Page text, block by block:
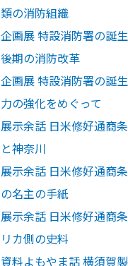
類の消防組織
企画展 特設消防署の誕
後期の消防改革
企画展 特設消防署の誕
力の強化をめぐって
展示余話 日米修好通商
と神奈川
展示余話 日米修好通商
の名主の手紙
展示余話 日米修好通商
リカ側の史料
資料よもやま話 横須賀